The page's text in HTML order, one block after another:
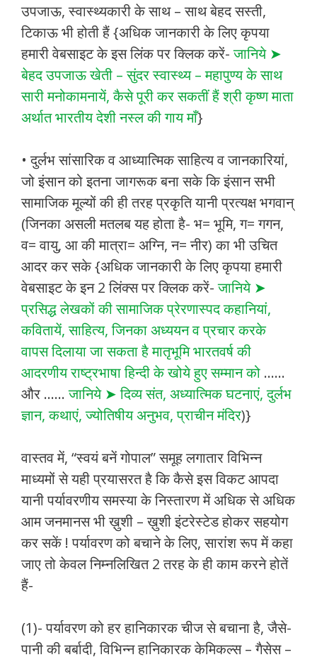
उपजाऊ, स्वास्थ्यकारी के साथ – साथ बेहद सस्ती,
टिकाऊ भी होती हैं {अधिक जानकारी के लिए कृपया
हमारी वेबसाइट के इस लिंक पर क्लिक करें-जानिये ➤
बेहद उपजाऊ खेती – सुंदर स्वास्थ्य – महापुण्य के साथ
सारी मनोकामनायें, कैसे पूरी कर सकतीं हैं श्री कृष्ण माता
अर्थात भारतीय देशी नस्ल की गाय माँ}
• दुर्लभ सांसारिक व आध्यात्मिक साहित्य व जानकारियां,
जो इंसान को इतना जागरूक बना सके कि इंसान सभी
सामाजिक मूल्यों की ही तरह प्रकृति यानी प्रत्यक्ष भगवान्
(जिनका असली मतलब यह होता है- भ= भूमि, ग= गगन,
व= वायु, आ की मात्रा= अग्नि, न= नीर) का भी उचित
आदर कर सके {अधिक जानकारी के लिए कृपया हमारी
वेबसाइट के इन 2 लिंक्स पर क्लिक करें-जानिये ➤
प्रसिद्ध लेखकों की सामाजिक प्रेरणास्पद कहानियां,
कवितायें, साहित्य, जिनका अध्ययन व प्रचार करके
वापस दिलाया जा सकता है मातृभूमि भारतवर्ष की
आदरणीय राष्ट्रभाषा हिन्दी के खोये हुए सम्मान को ……
और ……जानिये ➤ दिव्य संत, अध्यात्मिक घटनाएं, दुर्लभ
ज्ञान, कथाएं, ज्योतिषीय अनुभव, प्राचीन मंदिर)}
वास्तव में, “स्वयं बनें गोपाल” समूह लगातार विभिन्न
माध्यमों से यही प्रयासरत है कि कैसे इस विकट आपदा
यानी पर्यावरणीय समस्या के निस्तारण में अधिक से अधिक
आम जनमानस भी ख़ुशी – ख़ुशी इंटरेस्टेड होकर सहयोग
कर सकें ! पर्यावरण को बचाने के लिए, सारांश रूप में कहा
जाए तो केवल निम्नलिखित 2 तरह के ही काम करने होतें
हैं-
(1)- पर्यावरण को हर हानिकारक चीज से बचाना है, जैसे-
पानी की बर्बादी, विभिन्न हानिकारक केमिकल्स – गैसेस –